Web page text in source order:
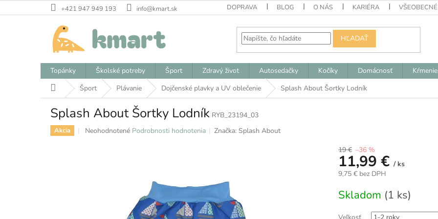
na
+421 947 949 193 info@kmart.sk DOPRAVA BLOG O NÁS KARIÉRA
HĽADAŤ
Topánky Školské potreby Šport Zdravý život Autosedačky Kočíky Domácnosť
DomovŠport Plávanie Dojčenské plavky a UV oblečenie Splash About Šortky Lodník
Splash About Šortky Lodník RYB_23194_03
Akcia
Priemerné
Neohodnotené Podrobnosti hodnotenia Značka: Splash About
19 € –36 %
11,99 € / ks
9,75 € bez DPH
cena:
Skladom (1 ks)